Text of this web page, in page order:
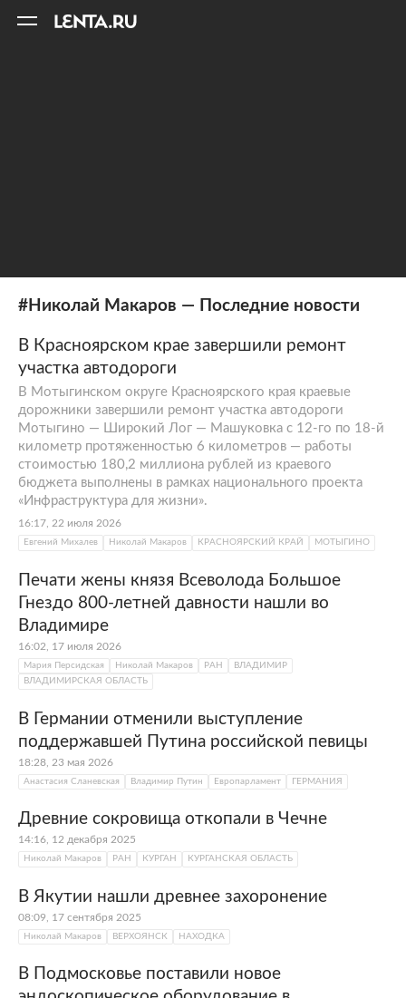
#Николай Макаров — Последние новости
В Красноярском крае завершили ремонт
участка автодороги
В Мотыгинском округе Красноярского края краевые
дорожники завершили ремонт участка автодороги
Мотыгино — Широкий Лог — Машуковка с 12-го по 18-й
километр протяженностью 6 километров — работы
стоимостью 180,2 миллиона рублей из краевого
бюджета выполнены в рамках национального проекта
«Инфраструктура для жизни».
16:17, 22 июля 2026
Евгений Михалев Николай Макаров КРАСНОЯРСКИЙ КРАЙ МОТЫГИНО
Печати жены князя Всеволода Большое
Гнездо 800-летней давности нашли во
Владимире
16:02, 17 июля 2026
Мария Персидская Николай Макаров РАН
ВЛАДИМИР
ВЛАДИМИРСКАЯ ОБЛАСТЬ
В Германии отменили выступление
поддержавшей Путина российской певицы
18:28, 23 мая 2026
Анастасия Сланевская Владимир Путин Европарламент ГЕРМАНИЯ
Древние сокровища откопали в Чечне
14:16, 12 декабря 2025
Николай Макаров РАН КУРГАН КУРГАНСКАЯ ОБЛАСТЬ
В Якутии нашли древнее захоронение
08:09, 17 сентября 2025
Николай Макаров ВЕРХОЯНСК НАХОДКА
В Подмосковье поставили новое